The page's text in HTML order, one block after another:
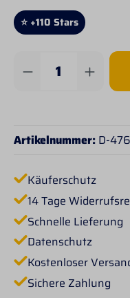
⭐ +110 Stars
Produkt
Artikelnummer: D-
Käuferschutz
14 Tage
Schnelle Lieferung
Datenschutz
Kostenloser
Sichere Zahlung